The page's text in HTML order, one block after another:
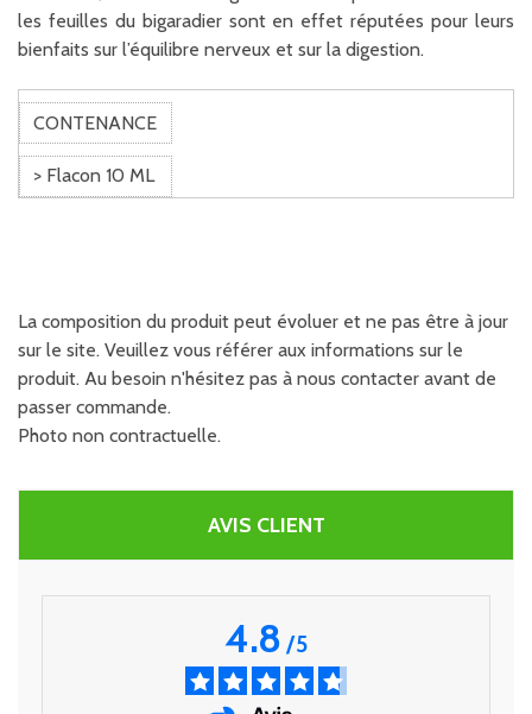
les feuilles du bigaradier sont en effet réputées pour leurs
bienfaits sur l’équilibre nerveux et sur la digestion.
CONTENANCE
> Flacon 10 ML
La composition du produit peut évoluer et ne pas être à jour
sur le site. Veuillez vous référer aux informations sur le
produit. Au besoin n'hésitez pas à nous contacter avant de
passer commande.
Photo non contractuelle.
AVIS CLIENT
4.8/5